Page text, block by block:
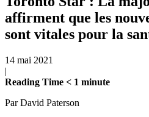
affirment que les
sont vitales pour la
14 mai 2021
|
Reading Time < 1 minute
Par David Paterson